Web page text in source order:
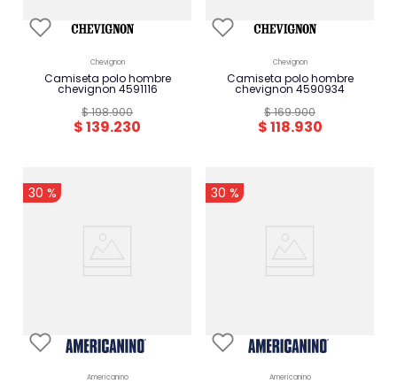
chevignon
camiseta polo hombre
chevignon 4591116
$198.900
$139.230
chevignon
camiseta polo hombre
chevignon 4590934
$169.900
$118.930
30 %
americanino
30 %
americanino